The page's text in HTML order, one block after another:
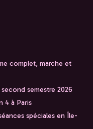
complet, marche et
semestre 2026
4 à Paris
spéciales en Île-